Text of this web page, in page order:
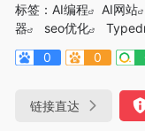
标签： AI编程 AI网站
器
seo优化
0
0
链接直达